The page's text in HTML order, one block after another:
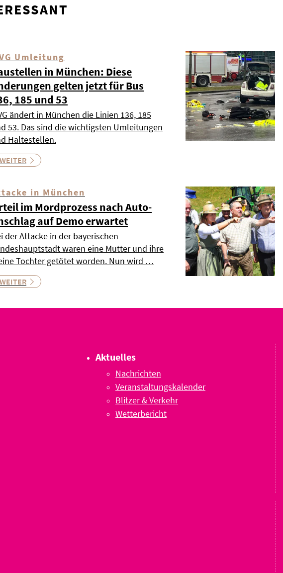
Umleitung
in München: Diese
gelten jetzt für Bus
185 und 53
ändert in München die Linien 136, 185
53. Das sind die wichtigsten Umleitungen
Haltestellen.
WEITER
in München
im Mordprozess nach Auto-
auf Demo erwartet
der Attacke in der bayerischen
waren eine Mutter und ihre
Tochter getötet worden. Nun wird …
WEITER
Aktuelles
Nachrichten
Veranstaltungskalender
Blitzer & Verkehr
Wetterbericht